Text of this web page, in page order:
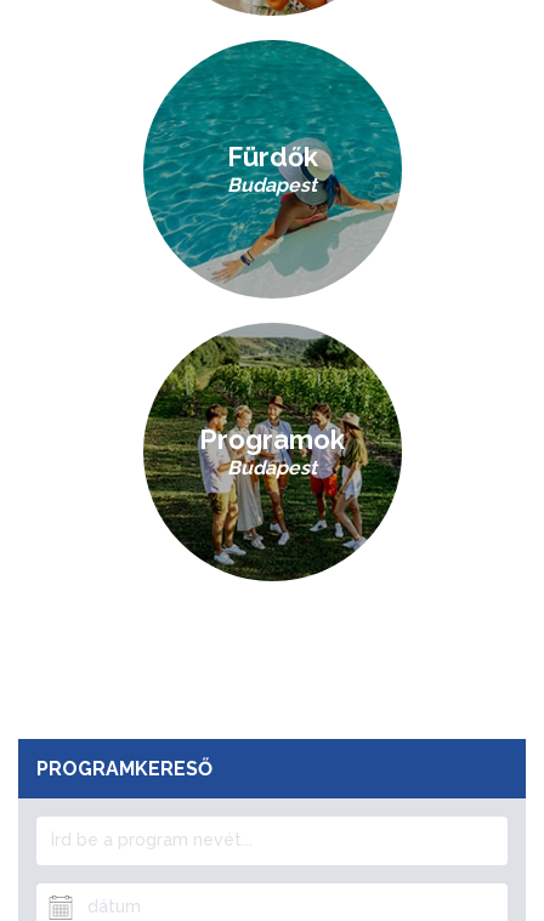
Fürdők
Budapest
Programok
Budapest
PROGRAMKERESŐ